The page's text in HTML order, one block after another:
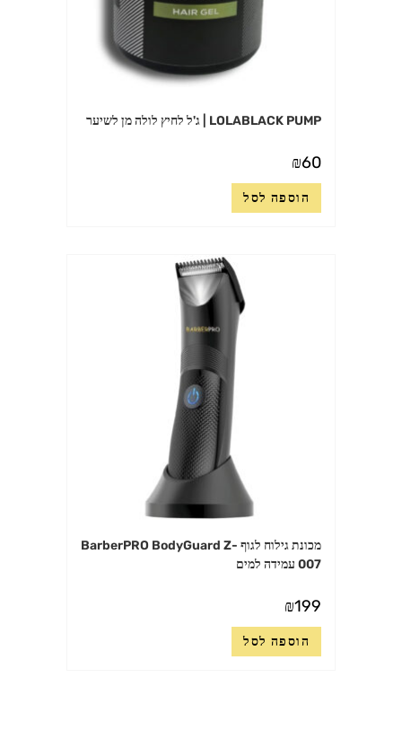
LOLABLACK PUMP | ג'ל לחיץ לולה מן לשיער
₪60
הוספה לסל
מכונת גילוח לגוף BarberPRO BodyGuard Z-
007 עמידה למים
₪199
הוספה לסל